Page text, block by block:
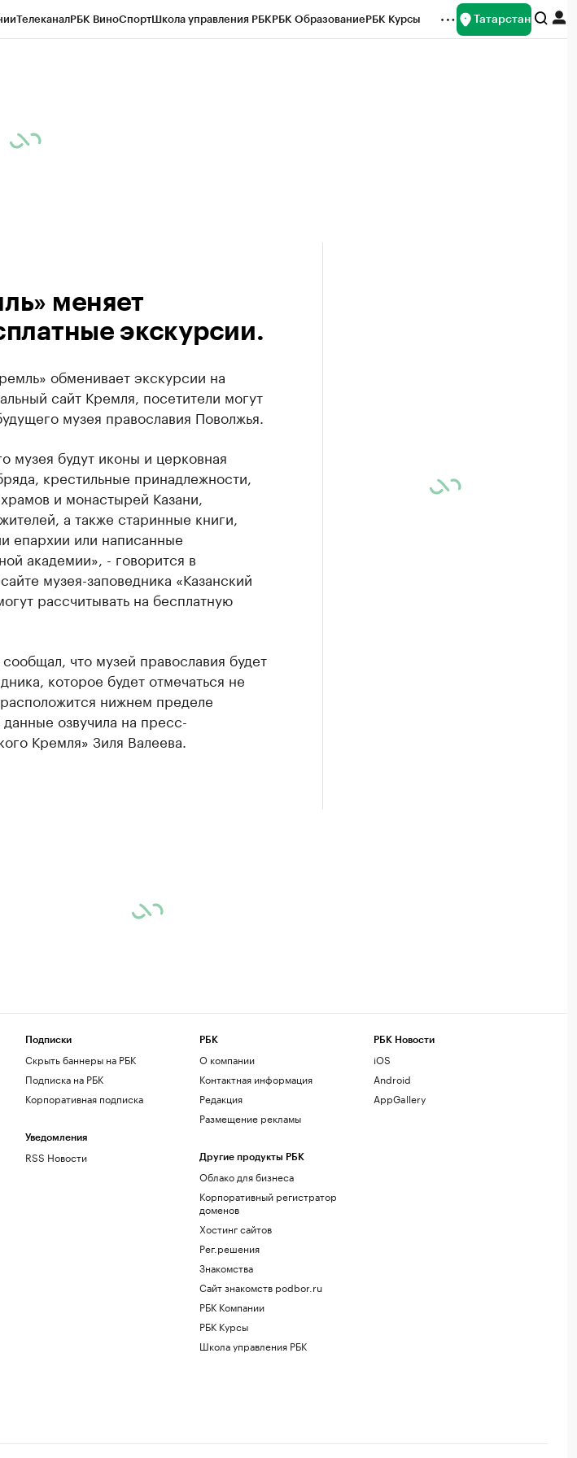
ТелеканалРБК ВиноСпортШкола управления РБКРБК ОбразованиеРБК Курсы Татарстан
меняет
экскурсии.
обменивает экскурсии на
сайт Кремля, посетители могут
музея православия Поволжья.
музея будут иконы и церковная
крестильные принадлежности,
и монастырей Казани,
а также старинные книги,
епархии или написанные
академии», - говорится в
музея-заповедника «Казанский
рассчитывать на бесплатную
что музей православия будет
которое будет отмечаться не
нижнем пределе
озвучила на пресс-
Кремля» Зиля Валеева.
Подписки
Скрыть баннеры на РБК
Подписка на РБК
Корпоративная подписка
Уведомления
RSS Новости
РБК
О компании
Контактная информация
Редакция
Размещение рекламы
Другие продукты РБК
Облако для бизнеса
Корпоративный регистратор
доменов
Хостинг сайтов
Рег.решения
Знакомства
Сайт знакомств podbor.ru
РБК Компании
РБК Курсы
Школа управления РБК
РБК Новости
iOS
Android
AppGallery